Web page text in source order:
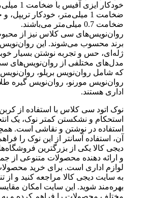
ضخامت 1 میلی‌متر، خودکار
ضخامت 0.7 میلی‌متر می‌باشند.
روان‌نویس‌های سی کلاس نیز از
برند محسوب می‌شوند. این
ژله‌ای، حس و تجربه نوشتن بسیار
مدل‌های مختلفی از روان‌نویس‌های
که شامل روان‌نویس بریلو، روان‌نویس
روان‌نویس مورنو، روان‌نویس گیره
اداری هستند.
نوک اتود سی کلاس با استفاده از
استحکام و نشکستن کمتر نوک، یک
استفاده در نوشتن و نقاشی است.
آن، استفاده آسانتر از این نوک را
دیجی کالا یکی از بزرگترین
و ارائه دهنده محصولات متنوعی از
لوازم اداری است. برای خرید
به سایت دیجی کالا مراجعه کنید و از
بهره‌مند شوید. این سایت امکان